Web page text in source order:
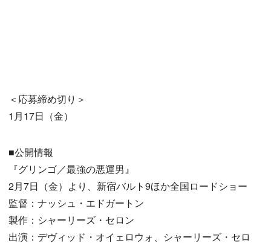
＜応募締め切り＞
1月17日（金）
■公開情報
『グリンゴ／最強の悪運男』
2月7日（金）より、新宿バルト9ほか全国ロードショー
監督：ナッシュ・エドガートン
製作：シャーリーズ・セロン
出演：デヴィッド・オイェロウォ、シャーリーズ・セロ